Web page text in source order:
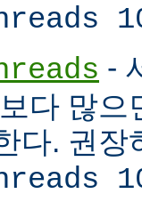
-
다 많으
다. 권장